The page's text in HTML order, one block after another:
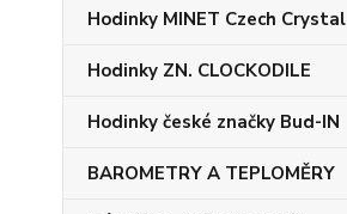
Hodinky MINET Czech Crystal
Hodinky ZN. CLOCKODILE
Hodinky české značky Bud-IN
BAROMETRY A TEPLOMĚRY